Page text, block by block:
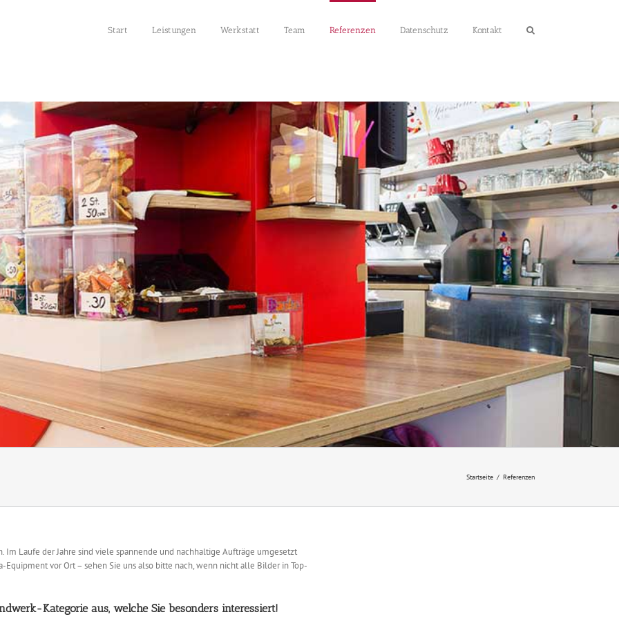
Start Leistungen Werkstatt Team Referenzen Datenschutz Kontakt
Startseite Referenzen
Im Laufe der Jahre sind viele spannende und nachhaltige Aufträge umgesetzt
vor Ort – sehen Sie uns also bitte nach, wenn nicht alle Bilder in Top-
Kategorie aus, welche Sie besonders interessiert!